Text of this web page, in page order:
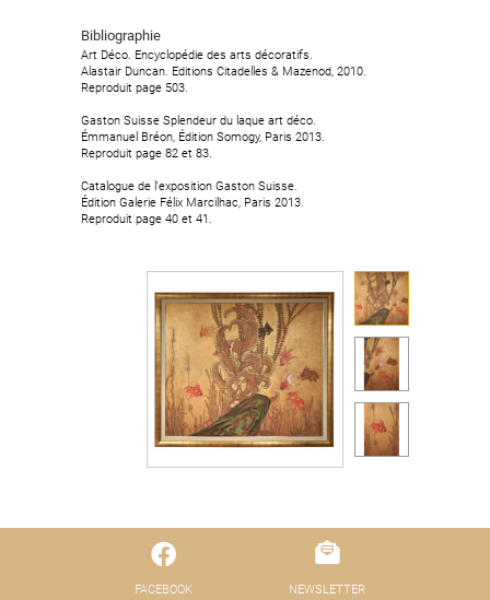
Bibliographie
Art Déco. Encyclopédie des arts décoratifs.
Alastair Duncan. Editions Citadelles & Mazenod, 2010.
Reproduit page 503.
Gaston Suisse Splendeur du laque art déco.
Émmanuel Bréon, Édition Somogy, Paris 2013.
Reproduit page 82 et 83.
Catalogue de l'exposition Gaston Suisse.
Édition Galerie Félix Marcilhac, Paris 2013.
Reproduit page 40 et 41.
FACEBOOK NEWSLETTER